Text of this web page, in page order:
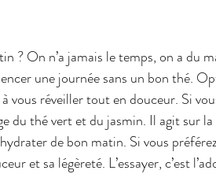
? On n’a jamais le temps, on a du
une journée sans un bon thé.
vous réveiller tout en douceur. Si
du thé vert et du jasmin. Il agit sur
de bon matin. Si vous
et sa légèreté. L’essayer, c’est